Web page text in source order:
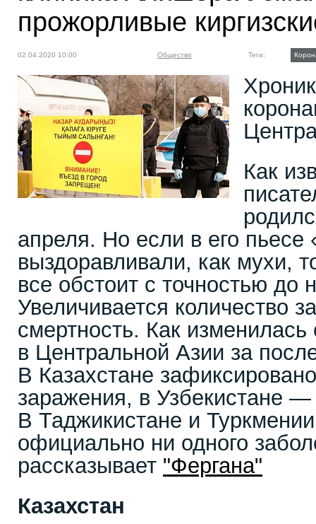
прожорливые
02.04.2020 10:00 Общество Теги:
Как
апреля. Но если в его
выздоравливали, как мухи,
все обстоит с точностью до
Увеличивается количество
смертность. Как изменилась
в Центральной Азии за
В Казахстане
заражения, в Узбекистане
В Таджикистане и
официально ни одного
рассказывает "Фергана"
Казахстан